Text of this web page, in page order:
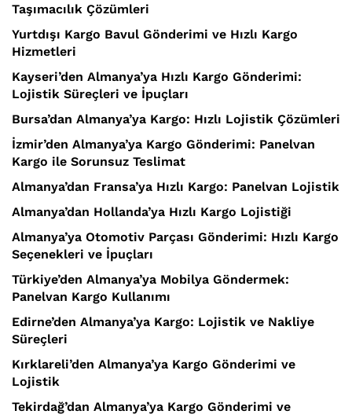
Taşımacılık Çözümleri
Yurtdışı Kargo Bavul Gönderimi ve Hızlı Kargo
Hizmetleri
Kayseri’den Almanya’ya Hızlı Kargo Gönderimi:
Lojistik Süreçleri ve İpuçları
Bursa’dan Almanya’ya Kargo: Hızlı Lojistik Çözümleri
İzmir’den Almanya’ya Kargo Gönderimi: Panelvan
Kargo ile Sorunsuz Teslimat
Almanya’dan Fransa’ya Hızlı Kargo: Panelvan Lojistik
Almanya’dan Hollanda’ya Hızlı Kargo Lojistiği
Almanya’ya Otomotiv Parçası Gönderimi: Hızlı Kargo
Seçenekleri ve İpuçları
Türkiye’den Almanya’ya Mobilya Göndermek:
Panelvan Kargo Kullanımı
Edirne’den Almanya’ya Kargo: Lojistik ve Nakliye
Süreçleri
Kırklareli’den Almanya’ya Kargo Gönderimi ve
Lojistik
Tekirdağ’dan Almanya’ya Kargo Gönderimi ve